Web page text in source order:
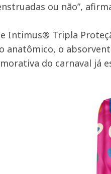
ou não”,
Intimus® Tripla
anatômico, o
do carnaval já